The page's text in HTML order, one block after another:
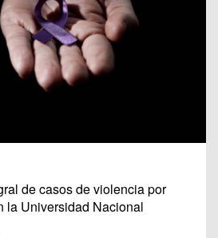
de casos de violencia por
la Universidad Nacional